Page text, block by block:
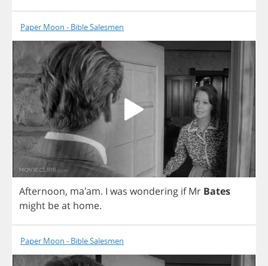
Paper Moon - Bible Salesmen
Afternoon, ma'am. I was wondering if Mr Bates
might beat home.
Paper Moon - Bible Salesmen